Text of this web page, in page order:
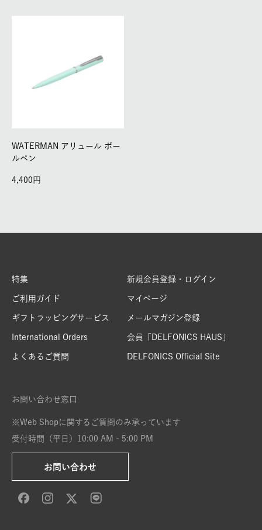
WATERMAN アリュール ボー
ルペン
4,400
特集
ご利用ガイド
ギフトラッピングサービス
International Orders
よくあるご質問
新規会員登録・ログイン
マイページ
メールマガジン登録
会員「DELFONICS HAUS」
DELFONICS Official Site
お問い合わせ窓口
※Web Shopに関するご質問のみ承っています
受付時間（平日）10:00 AM - 5:00 PM
お問い合わせ